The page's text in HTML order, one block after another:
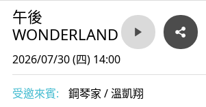
午後
WONDERLAND
2026/07/30 (四) 14:00
受邀來賓:
鋼琴家 / 溫凱翔